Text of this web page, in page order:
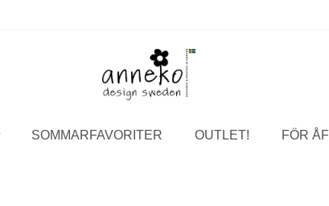
SOMMARFAVORITER OUTLET! FÖR ÅF